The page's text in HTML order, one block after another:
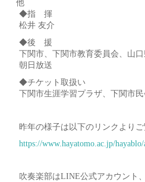
他
◆指 揮
松井 友介
◆後 援
下関市、下関市教育委員会、山
朝日放送
◆チケット取扱い
下関市生涯学習プラザ、下関市
昨年の様子は以下のリンクよりご
https://www.hayatomo.ac.jp/
吹奏楽部はLINE公式アカウント